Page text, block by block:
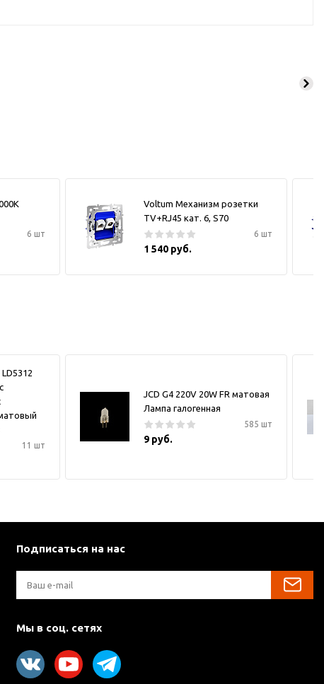
6 шт
Voltum Механизм розетки
TV+RJ45 кат. 6, S70
6 шт
1 540 руб.
11 шт
JCD G4 220V 20W FR матовая
Лампа галогенная
585 шт
9 руб.
Подписаться на нас
Мы в соц. сетях